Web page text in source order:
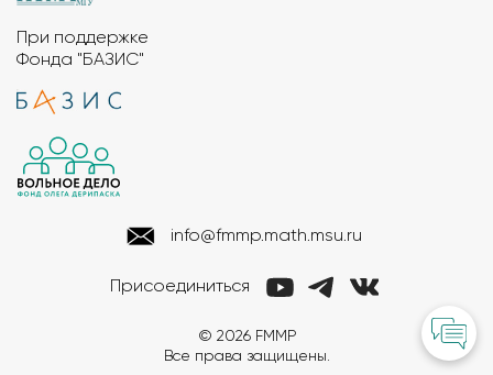
При поддержке
Фонда "БАЗИС"
© 2026 FMMP
Все права защищены.
info@fmmp.math.msu.ru
Присоединиться